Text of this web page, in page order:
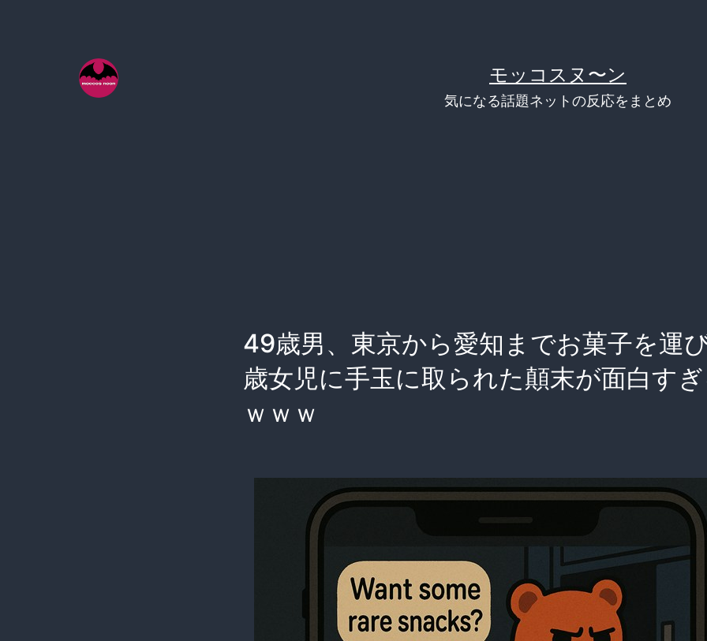
モッコスヌ〜ン
気になる話題ネットの反応をまとめ
49歳男、東京から愛知までお菓子を運
歳女児に手玉に取られた顛末が面白す
ｗｗｗ